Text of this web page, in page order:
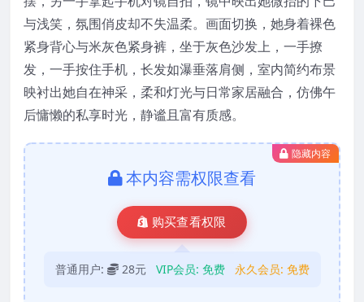
与浅笑，氛围俏皮却不失温柔。画面切换，她身着裸色
紧身背心与米灰色紧身裤，坐于灰色沙发上，一手撩
发，一手按住手机，长发如瀑垂落肩侧，室内简约布景
映衬出她自在神采，柔和灯光与日常家居融合，仿佛午
后慵懒的私享时光，静谧且富有质感。
隐藏内容
本内容需权限查看
购买查看权限
普通用户: 28元 VIP会员: 免费 永久会员: 免费